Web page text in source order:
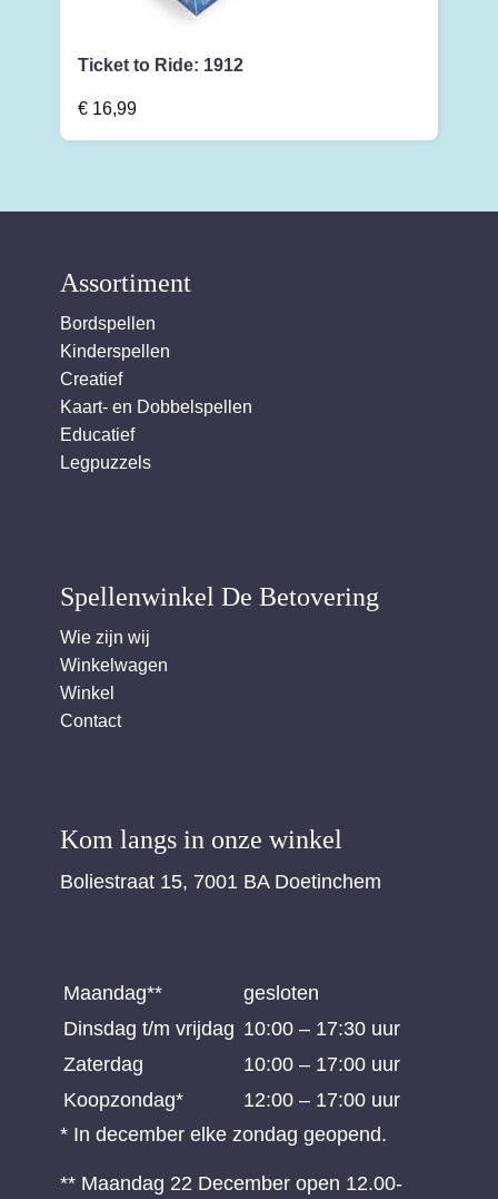
Ticket to Ride: 1912
€ 16,99
Assortiment
Bordspellen
Kinderspellen
Creatief
Kaart- en Dobbelspellen
Educatief
Legpuzzels
Spellenwinkel De Betover​ing
Wie zijn wij
Winkelwagen
Winkel
Contact
Kom langs in onze winkel
Boliestraat 15, 7001 BA Doetinchem
Maandag**
gesloten
Dinsdag t/m vrijdag 10:00 – 17:30 uur
Zaterdag
10:00 – 17:00 uur
Koopzondag*
12:00 – 17:00 uur
* In december elke zondag geopend.
** Maandag 22 December open 12.00-